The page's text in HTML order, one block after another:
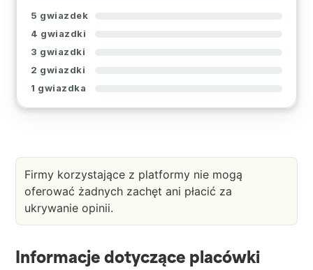
5 gwiazdek
4 gwiazdki
3 gwiazdki
2 gwiazdki
1 gwiazdka
Firmy korzystające z platformy nie mogą
oferować żadnych zachęt ani płacić za
ukrywanie opinii.
Informacje dotyczące placówki